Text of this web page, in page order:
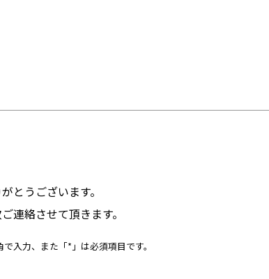
とうございます。
連絡させて頂きます。
入力、また「*」は必須項目です。